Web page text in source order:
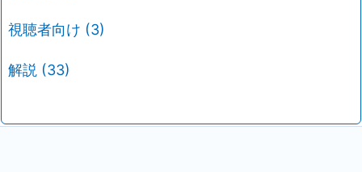
視聴者向け (3)
解説 (33)